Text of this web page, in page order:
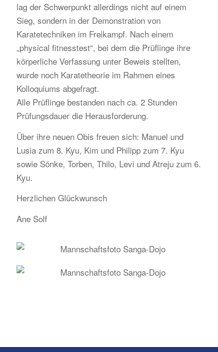
lag der Schwerpunkt allerdings nicht auf einem
Sieg, sondern in der Demonstration von
Karatetechniken im Freikampf. Nach einem
„physical fitnesstest“, bei dem die Prüflinge ihre
körperliche Verfassung unter Beweis stellten,
wurde noch Karatetheorie im Rahmen eines
Kolloquiums abgefragt.
Alle Prüflinge bestanden nach ca. 2 Stunden
Prüfungsdauer die Herausforderung.
Über ihre neuen Obis freuen sich: Manuel und
Lusia zum 8. Kyu, Kim und Philipp zum 7. Kyu
sowie Sönke, Torben, Thilo, Levi und Atreju zum 6.
Kyu.
Herzlichen Glückwunsch
Ane Solf